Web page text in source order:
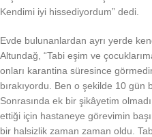
Kendimi iyi hissediyordum” dedi.
Evde bulunanlardan ayrı yerde
Altundağ, “Tabi eşim ve
onları karantina süresince
bırakıyordu. Ben o şekilde 10 gün
Sonrasında ek bir şikâyetim
ettiği için hastaneye görevimin
bir halsizlik zaman zaman oldu.